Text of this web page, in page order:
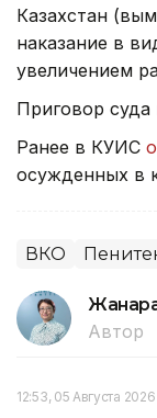
Казахстан
наказание в
увеличением
Приговор суда
Ранее в КУИС
осужденных в
ВКО
Автор
12:53, 05 Августа 2026